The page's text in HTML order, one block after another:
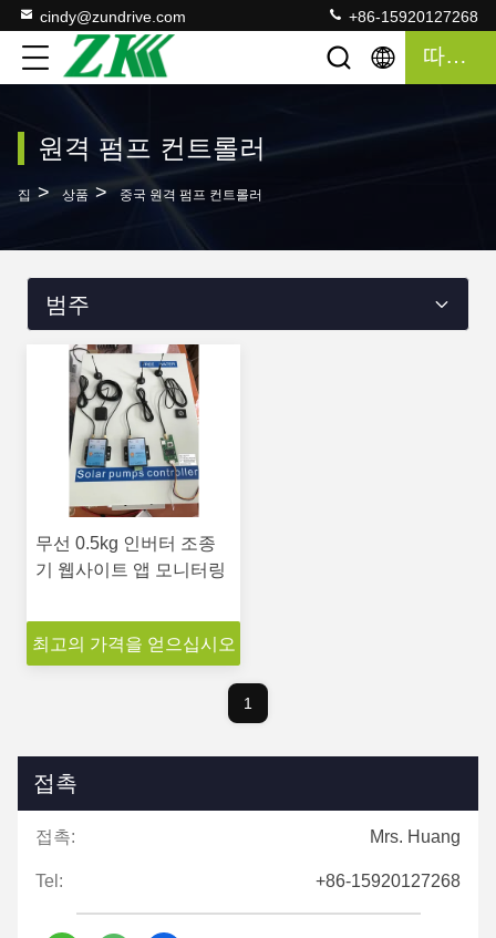
cindy@zundrive.com +86-15920127268
따옴표
원격 펌프 컨트롤러
집 > 상품 > 중국 원격 펌프 컨트롤러
범주
무선 0.5kg 인버터 조종
기 웹사이트 앱 모니터링
최고의 가격을 얻으십시오
1
접촉
접촉: Mrs. Huang
Tel: +86-15920127268